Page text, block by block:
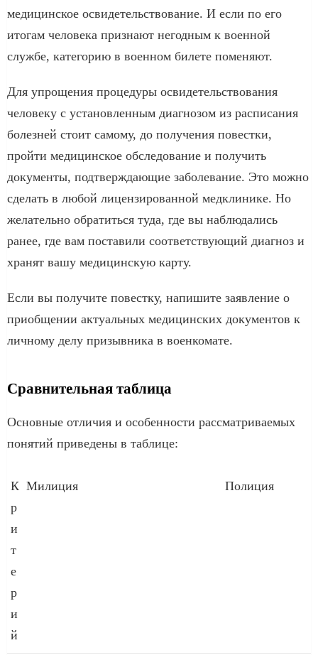
медицинское освидетельствование. И если по его
итогам человека признают негодным к военной
службе, категорию в военном билете поменяют.
Для упрощения процедуры освидетельствования
человеку с установленным диагнозом из расписания
болезней стоит самому, до получения повестки,
пройти медицинское обследование и получить
документы, подтверждающие заболевание. Это можно
сделать в любой лицензированной медклинике. Но
желательно обратиться туда, где вы наблюдались
ранее, где вам поставили соответствующий диагноз и
хранят вашу медицинскую карту.
Если вы получите повестку, напишите заявление о
приобщении актуальных медицинских документов к
личному делу призывника в военкомате.
Сравнительная таблица
Основные отличия и особенности рассматриваемых
понятий приведены в таблице:
К
р
и
т
е
р
и
й
Милиция Полиция